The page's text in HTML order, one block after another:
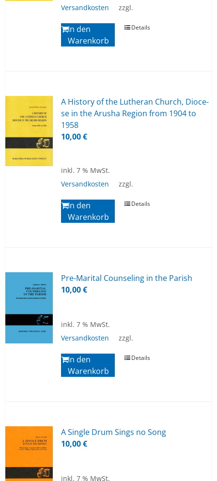
zzgl.
Versandkosten
In den
Warenkorb
Details
A Histo­ry of the Lu­ther­an Church, Dio­ce­
se in the Aru­sha Re­gi­on from 1904 to
1958
10,00€
inkl. 7 % MwSt.
zzgl.
Versandkosten
In den
Warenkorb
Details
Pre-Marital Coun­seling in the Pa­rish
10,00€
inkl. 7 % MwSt.
zzgl.
Versandkosten
In den
Warenkorb
Details
A Sin­gle Drum Sings no Song
10,00€
inkl. 7 % MwSt.